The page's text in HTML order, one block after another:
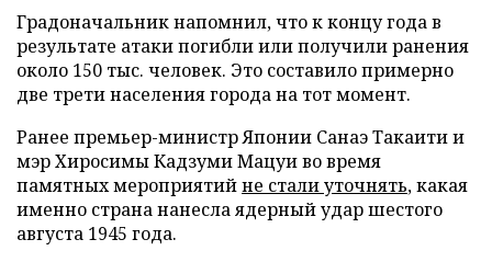
Градоначальник напомнил, что к концу года в
результате атаки погибли или получили ранения
около 150 тыс. человек. Это составило примерно
две трети населения города на тот момент.
Ранее премьер-министр Японии Санаэ Такаити и
мэр Хиросимы Кадзуми Мацуи во время
памятных мероприятийне стали уточнять, какая
именно страна нанесла ядерный удар шестого
августа 1945 года.